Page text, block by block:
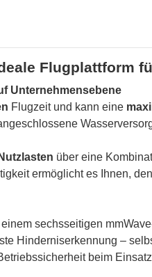
Flugplattform
Unternehmensebene
Flugzeit und kann eine
über eine
ermöglicht es Ihnen,
sechsseitigen
Hinderniserkennung –
beim